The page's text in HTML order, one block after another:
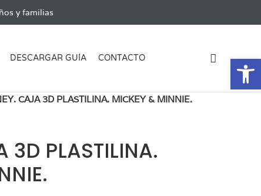
y familias
DESCARGAR GUÍA CONTACTO
CAJA 3D PLASTILINA. MICKEY & MINNIE.
3D PLASTILINA.